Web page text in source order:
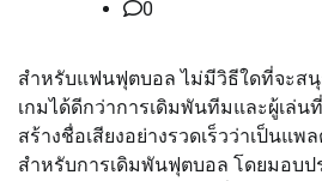
0
สำหรับแฟนฟุตบอล ไม่มีวิธีใดที่จะส
เกมได้ดีกว่าการเดิมพันทีมและผู้เล่น
สร้างชื่อเสียงอย่างรวดเร็วว่าเป็นแ
สำหรับการเดิมพันฟุตบอล โดยมอบ